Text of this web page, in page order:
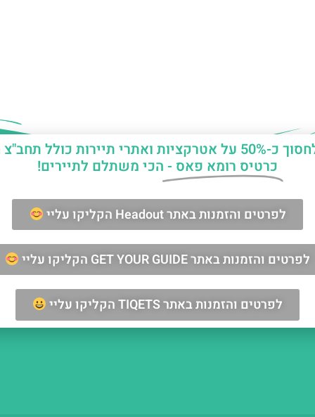
החופשה ברומא?
מאשר/ת קבלת דיוור וחומרים פרסומיים
ואתרי תיירות כולל תחב"צ חינם?
כרטיס רומא פאס - הכי משתלם לתיירים!
לפרטים והזמנות באתר Headout הקליקו עליי
לפרטים והזמנות באתר GET YOUR GUIDE הקליקו עליי
לפרטים והזמנות באתר TIQETS הקליקו עליי